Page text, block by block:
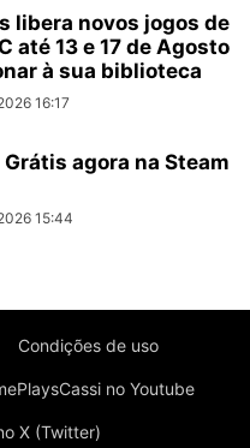
libera novos jogos de
até 13 e 17 de Agosto
à sua biblioteca
16:17
agora na Steam
15:44
Condições de uso
no Youtube
X (Twitter)